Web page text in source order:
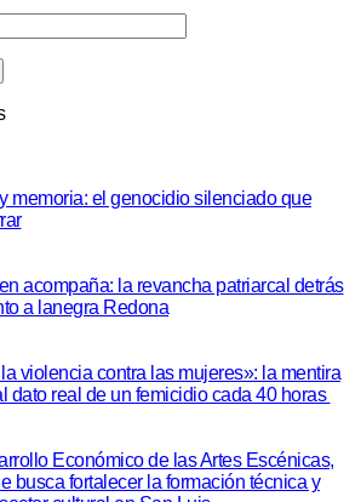
memoria: el genocidio silenciado que
acompaña: la revancha patriarcal detrás
a lanegra Redona
violencia contra las mujeres»: la mentira
dato real de un femicidio cada 40 horas
Económico de las Artes Escénicas,
busca fortalecer la formación técnica y